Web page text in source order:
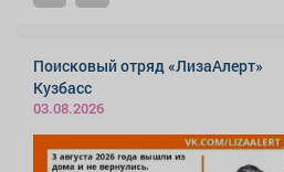
Поисковый отряд «ЛизаАлерт»
Кузбасс
03.08.2026